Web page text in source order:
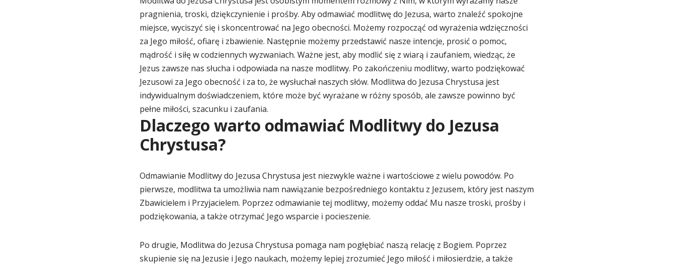
pragnienia, troski, dziękczynienie i prośby. Aby odmawiać modlitwę do Jezusa, warto znaleźć spokojne
miejsce, wyciszyć się i skoncentrować na Jego obecności. Możemy rozpocząć od wyrażenia wdzięczności
za Jego miłość, ofiarę i zbawienie. Następnie możemy przedstawić nasze intencje, prosić o pomoc,
mądrość i siłę w codziennych wyzwaniach. Ważne jest, aby modlić się z wiarą i zaufaniem, wiedząc, że
Jezus zawsze nas słucha i odpowiada na nasze modlitwy. Po zakończeniu modlitwy, warto podziękować
Jezusowi za Jego obecność i za to, że wysłuchał naszych słów. Modlitwa do Jezusa Chrystusa jest
indywidualnym doświadczeniem, które może być wyrażane w różny sposób, ale zawsze powinno być
pełne miłości, szacunku i zaufania.
Dlaczego warto odmawiać Modlitwy do Jezusa
Chrystusa?
Odmawianie Modlitwy do Jezusa Chrystusa jest niezwykle ważne i wartościowe z wielu powodów. Po
pierwsze, modlitwa ta umożliwia nam nawiązanie bezpośredniego kontaktu z Jezusem, który jest naszym
Zbawicielem i Przyjacielem. Poprzez odmawianie tej modlitwy, możemy oddać Mu nasze troski, prośby i
podziękowania, a także otrzymać Jego wsparcie i pocieszenie.
Po drugie, Modlitwa do Jezusa Chrystusa pomaga nam pogłębiać naszą relację z Bogiem. Poprzez
skupienie się na Jezusie i Jego naukach, możemy lepiej zrozumieć Jego miłość i miłosierdzie, a także